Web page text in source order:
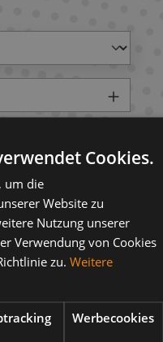
Cookies.
um die
Website zu
Nutzung unserer
Verwendung von Cookies
zu. Weitere
Werbecookies